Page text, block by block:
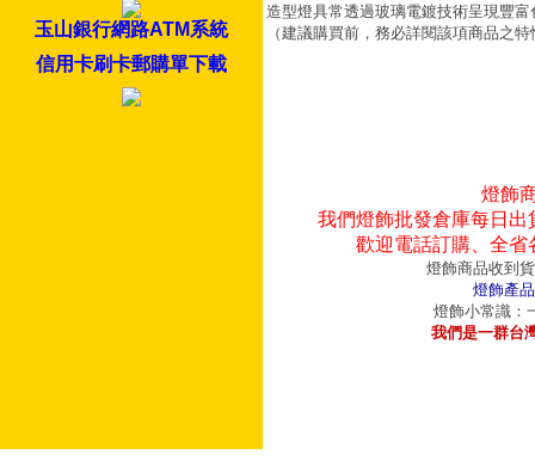
玉山銀行網路ATM系統
信用卡刷卡郵購單下載
造型燈具常透過玻璃電鍍技術呈現豐
（建議購買前，務必詳閱該項商品之
燈飾
我們燈飾批發倉庫每日
歡迎電話訂購、全
燈飾商品收到
燈飾產
燈飾小常識：
我們是一群台